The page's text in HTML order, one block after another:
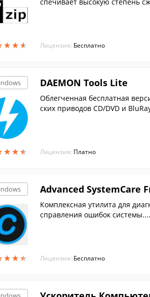
★★★
★★★ Лицензия: Бесплатно
★★★
★★★
DAEMON Tools Lite
Облегченная бесплатная
ских приводов CD/DVD и
Лицензия: Платно
★★★
★★★
Advanced SystemCare
Комплексная утилита для
справления ошибок системы....
Лицензия: Бесплатно